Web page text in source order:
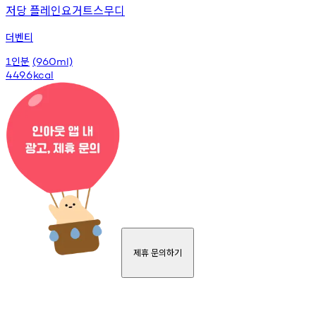
저당 플레인요거트스무디
더벤티
1 인분 (960ml)
449.6kcal
제휴 문의하기